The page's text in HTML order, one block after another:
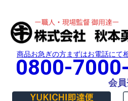
商品お急ぎの方まずはお電話にて
0800-
会